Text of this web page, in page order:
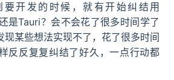
要开发的时候，就有开始纠结用
是Tauri？会不会花了很多时间学了
现某些想法实现不了，花了很多时间
反反复复纠结了好久，一点行动都